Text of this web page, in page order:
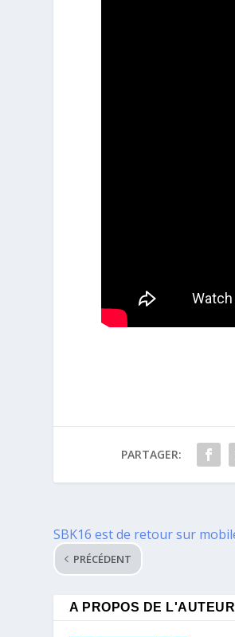
PARTAGER:
PRÉCÉDENT
A PROPOS DE L'AUTEUR